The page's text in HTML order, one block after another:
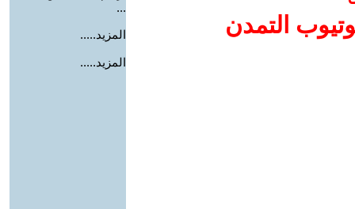
التمدن
...
المزيد.....
المزيد.....